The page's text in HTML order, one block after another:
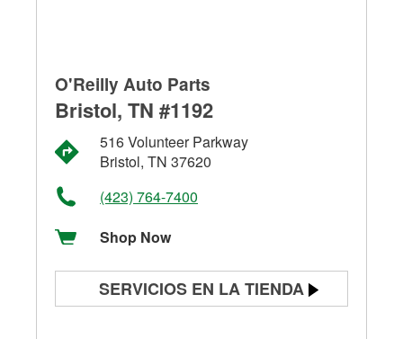
O'Reilly Auto Parts
Bristol, TN #1192
516 Volunteer Parkway
Bristol, TN 37620
(423) 764-7400
Shop Now
SERVICIOS EN LA TIENDA